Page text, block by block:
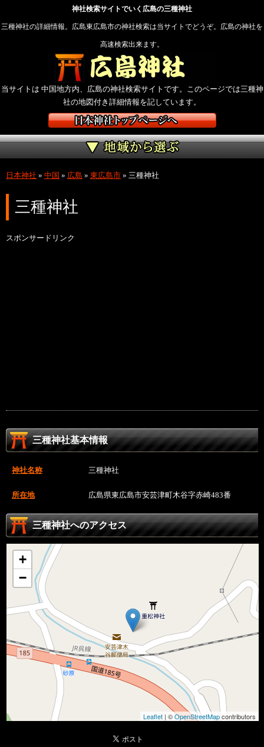
神社検索サイトでいく広島の三種神社
三種神社の詳細情報。広島東広島市の神社検索は当サイトでどうぞ。広島の神社を
高速検索出来ます。
当サイトは 中国地方内、広島の神社検索サイトです。このページでは三種神
社の地図付き詳細情報を記しています。
日本神社 » 中国 » 広島 » 東広島市 » 三種神社
三種神社
スポンサードリンク
三種神社基本情報
神社名称 三種神社
所在地 広島県東広島市安芸津町木谷字赤崎483番
三種神社へのアクセス
+
−
Leaflet | ©OpenStreetMapcontributors